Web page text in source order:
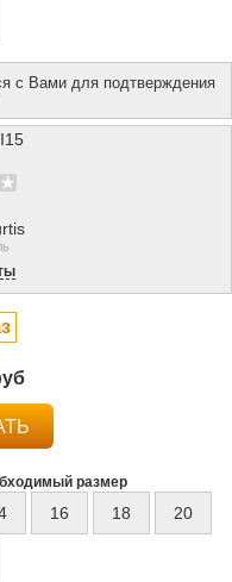
с Вами для подтверждения
размер
16 18 20